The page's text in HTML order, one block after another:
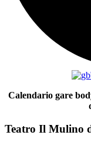
Calendario gare
Teatro Il Mulino